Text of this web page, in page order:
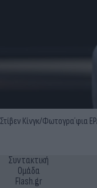
Στίβεν Κίνγκ/Φωτογρα΄φια
Συντακτική
Ομάδα
Flash.gr